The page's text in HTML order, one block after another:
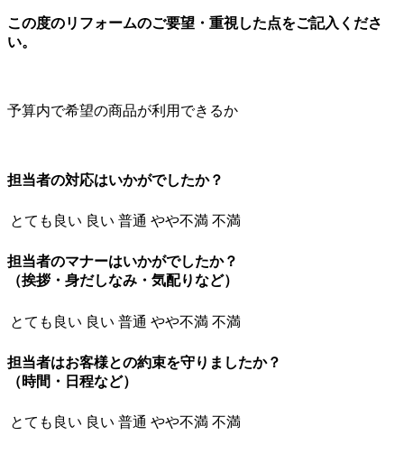
この度のリフォームのご要望・重視した点をご記入くださ
い。
予算内で希望の商品が利用できるか
担当者の対応はいかがでしたか？
とても良い 良い 普通 やや不満 不満
担当者のマナーはいかがでしたか？
（挨拶・身だしなみ・気配りなど）
とても良い 良い 普通 やや不満 不満
担当者はお客様との約束を守りましたか？
（時間・日程など）
とても良い 良い 普通 やや不満 不満